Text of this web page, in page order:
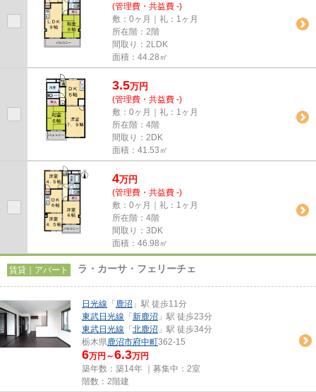
(管理費・共益費 -)
敷：0ヶ月｜礼：1ヶ月
所在階：2階
間取り：2LDK
面積：44.28㎡
3.5万円
(管理費・共益費 -)
敷：0ヶ月｜礼：1ヶ月
所在階：4階
間取り：2DK
面積：41.53㎡
4万円
(管理費・共益費 -)
敷：0ヶ月｜礼：1ヶ月
所在階：4階
間取り：3DK
面積：46.98㎡
賃貸｜アパート ラ・カーサ・フェリーチェ
日光線 「 鹿沼 」駅 徒歩11分
東武日光線 「 新鹿沼 」駅 徒歩23分
東武日光線 「 北鹿沼 」駅 徒歩34分
栃木県鹿沼市府中町362-15
6万円～6.3万円
築年数：築14年 ｜募集中： 2室
階数：2階建